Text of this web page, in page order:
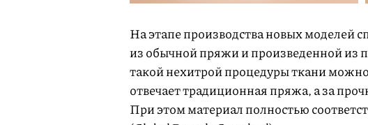
На этапе производства новых моделей
из обычной пряжи и произведенной из
такой нехитрой процедуры ткани
отвечает традиционная пряжа, а за
При этом материал полностью